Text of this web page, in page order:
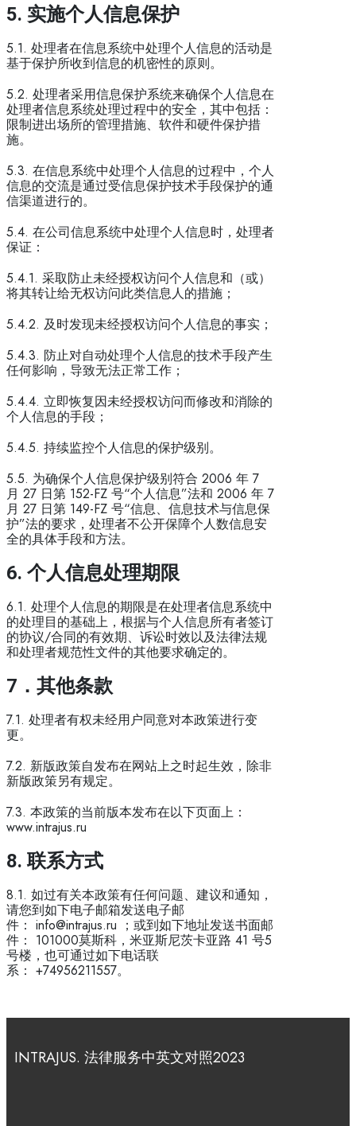
5. 实施个人信息保护
5.1. 处理者在信息系统中处理个人信息的活动是
基于保护所收到信息的机密性的原则。
5.2. 处理者采用信息保护系统来确保个人信息在
处理者信息系统处理过程中的安全，其中包括：
限制进出场所的管理措施、软件和硬件保护措
施。
5.3. 在信息系统中处理个人信息的过程中，个人
信息的交流是通过受信息保护技术手段保护的通
信渠道进行的。
5.4. 在公司信息系统中处理个人信息时，处理者
保证：
5.4.1. 采取防止未经授权访问个人信息和（或）
将其转让给无权访问此类信息人的措施；
5.4.2. 及时发现未经授权访问个人信息的事实；
5.4.3. 防止对自动处理个人信息的技术手段产生
任何影响，导致无法正常工作；
5.4.4. 立即恢复因未经授权访问而修改和消除的
个人信息的手段；
5.4.5. 持续监控个人信息的保护级别。
5.5. 为确保个人信息保护级别符合 2006 年 7
月 27 日第 152-FZ 号“个人信息”法和 2006 年 7
月 27 日第 149-FZ 号“信息、信息技术与信息保
护”法的要求，处理者不公开保障个人数信息安
全的具体手段和方法。
6. 个人信息处理期限
6.1. 处理个人信息的期限是在处理者信息系统中
的处理目的基础上，根据与个人信息所有者签订
的协议/合同的有效期、诉讼时效以及法律法规
和处理者规范性文件的其他要求确定的。
7 ．其他条款
7.1. 处理者有权未经用户同意对本政策进行变
更。
7.2. 新版政策自发布在网站上之时起生效，除非
新版政策另有规定。
7.3. 本政策的当前版本发布在以下页面上：
www.intrajus.ru
8.联系方式
8.1. 如过有关本政策有任何问题、建议和通知，
请您到如下电子邮箱发送电子邮
件： info@intrajus.ru ；或到如下地址发送书面邮
件： 101000莫斯科，米亚斯尼茨卡亚路 41 号5
号楼，也可通过如下电话联
系： +74956211557。
INTRAJUS. ​法律服务中英文对照2023